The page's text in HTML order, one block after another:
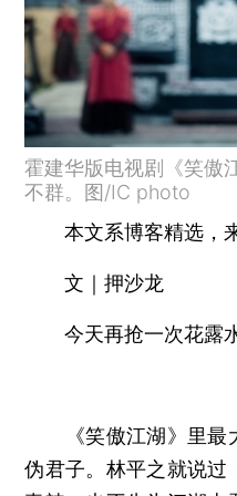
霍建华版电视剧《笑傲
不群。图/IC photo
本文系博客精选，
文｜押沙龙
今天再抢一次花露水
《笑傲江湖》里最
伪君子。林平之就说过